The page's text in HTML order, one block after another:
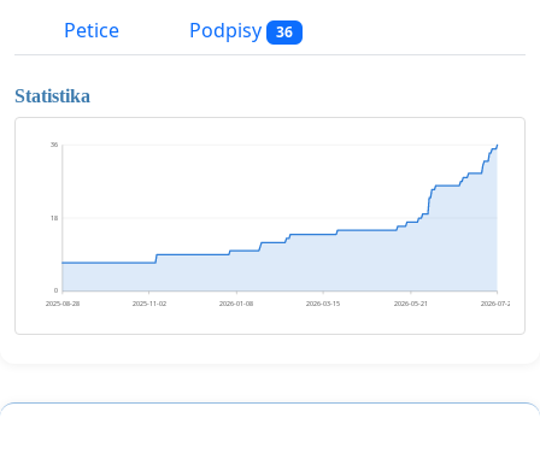
Petice Podpisy 36
Statistika
0
18
36
2025-08-28 2025-11-02 2026-01-08 2026-03-15 2026-05-21 2026-07-26